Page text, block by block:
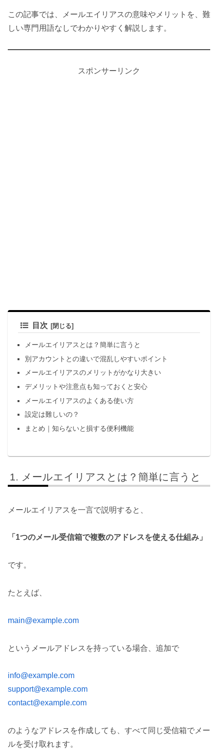
この記事では、メールエイリアスの意味やメリットを、難
しい専門用語なしでわかりやすく解説します。
スポンサーリンク
目次
メールエイリアスとは？簡単に言うと
別アカウントとの違いで混乱しやすいポイント
メールエイリアスのメリットがかなり大きい
デメリットや注意点も知っておくと安心
メールエイリアスのよくある使い方
設定は難しいの？
まとめ｜知らないと損する便利機能
メールエイリアスとは？簡単に言うと
メールエイリアスを一言で説明すると、
「1つのメール受信箱で複数のアドレスを使える仕組み」
です。
たとえば、
main@example.com
というメールアドレスを持っている場合、追加で
info@example.com
support@example.com
contact@example.com
のようなアドレスを作成しても、すべて同じ受信箱でメー
ルを受け取れます。